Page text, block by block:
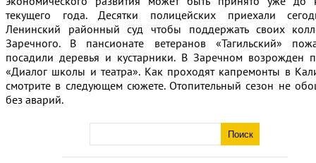
текущего года. Десятки полицейских приехали
Ленинский районный суд чтобы поддержать своих
Заречного. В пансионате ветеранов «Тагильский»
посадили деревья и кустарники. В Заречном возрожден
«Диалог школы и театра». Как проходят капремонты в
смотрите в следующем сюжете. Отопительный сезон не
без аварий.